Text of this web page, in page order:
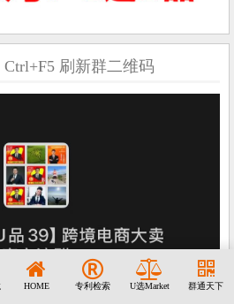
刷新群二维码
HOME 专利检索 U选Market 群通天下